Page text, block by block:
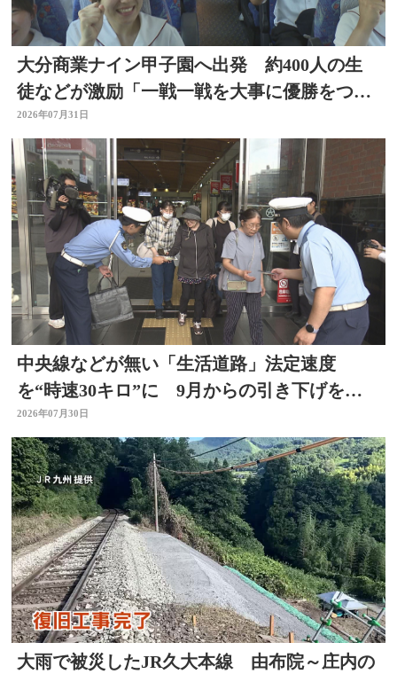
大分商業ナイン甲子園へ出発 約400人の生
徒などが激励「一戦一戦を大事に優勝をつか
み取って」
2026年07月31日
中央線などが無い「生活道路」法定速度
を“時速30キロ”に 9月からの引き下げを前
に警察官が街頭啓発
2026年07月30日
大雨で被災したJR久大本線 由布院～庄内の